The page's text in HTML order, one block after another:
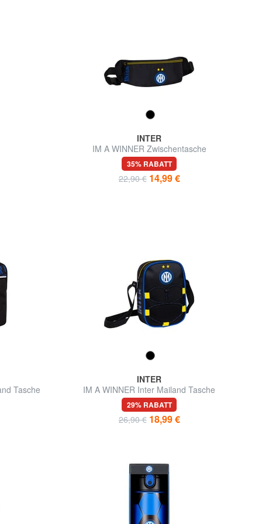
INTER
IM A WINNER Zwischentasche
35% RABATT
22,90 € 14,99 €
Tasche
INTER
IM A WINNER Inter Mailand Tasche
29% RABATT
26,90 € 18,99 €